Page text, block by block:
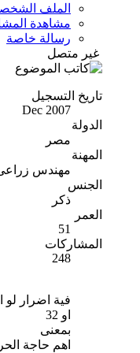
الملف
مشاهدة
رسالة خاصة
غير متصل
تاريخ التسجيل
Dec 2007
الدولة
مصر
المهنة
مهندس
الجنس
ذكر
العمر
51
المشاركات
248
فية اضرار لو
او 32
بمعنى
اهم حاجة